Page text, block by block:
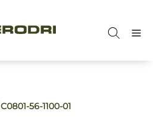
C0801-56-1100-01